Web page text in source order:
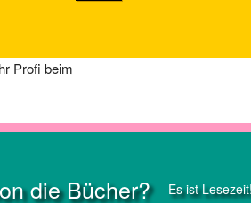
Profi beim
die Bücher? Es ist